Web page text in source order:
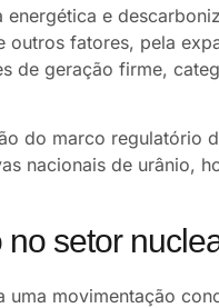
e
fatores, pela
de geração firme,
do marco regulatório
nacionais de urânio,
setor
uma movimentação